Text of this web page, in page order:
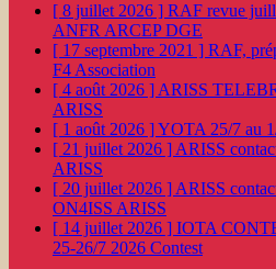
[ 8 juillet 2026 ] RAF revue
ANFR ARCEP DGE
[ 17 septembre 2021 ] RAF,
F4 Association
[ 4 août 2026 ] ARISS
ARISS
[ 1 août 2026 ]YOTA 25/7 au
[ 21 juillet 2026 ] ARISS
ARISS
[ 20 juillet 2026 ] ARISS
ON4ISS ARISS
[ 14 juillet 2026 ] IOTA
25-26/7 2026 Contest